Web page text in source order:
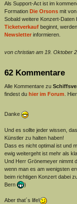
Als Support-Act ist im
Formation Die Orsonsmit
Sobald weitere Konzert-Daten
Ticketverkaufbeginnt,
Newsletterinformieren.
von christian am 19. Oktober
62 Kommentare
Alle Kommentare zu
findest du hier im Forum .
Danke
Und es sollte jeder wissen,
Künstler zu halten haben!
Dass es nicht optimal ist und
ewig weitergeht ist mehr als
Und Herr Grönemeyer nimmt
wenn man es am wenigsten
beim richtigen Konzert dabei
Bern
)
Aber that´s life!